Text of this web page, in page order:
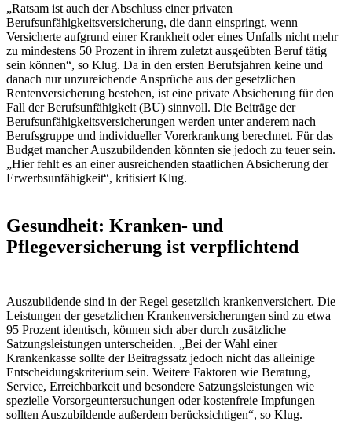
„Ratsam ist auch der Abschluss einer privaten
Berufsunfähigkeitsversicherung, die dann einspringt, wenn
Versicherte aufgrund einer Krankheit oder eines Unfalls nicht mehr
zu mindestens 50 Prozent in ihrem zuletzt ausgeübten Beruf tätig
sein können“, so Klug. Da in den ersten Berufsjahren keine und
danach nur unzureichende Ansprüche aus der gesetzlichen
Rentenversicherung bestehen, ist eine private Absicherung für den
Fall der Berufsunfähigkeit (BU) sinnvoll. Die Beiträge der
Berufsunfähigkeitsversicherungen werden unter anderem nach
Berufsgruppe und individueller Vorerkrankung berechnet. Für das
Budget mancher Auszubildenden könnten sie jedoch zu teuer sein.
„Hier fehlt es an einer ausreichenden staatlichen Absicherung der
Erwerbsunfähigkeit“, kritisiert Klug.
Gesundheit: Kranken- und
Pflegeversicherung ist verpflichtend
Auszubildende sind in der Regel gesetzlich krankenversichert. Die
Leistungen der gesetzlichen Krankenversicherungen sind zu etwa
95 Prozent identisch, können sich aber durch zusätzliche
Satzungsleistungen unterscheiden. „Bei der Wahl einer
Krankenkasse sollte der Beitragssatz jedoch nicht das alleinige
Entscheidungskriterium sein. Weitere Faktoren wie Beratung,
Service, Erreichbarkeit und besondere Satzungsleistungen wie
spezielle Vorsorgeuntersuchungen oder kostenfreie Impfungen
sollten Auszubildende außerdem berücksichtigen“, so Klug.